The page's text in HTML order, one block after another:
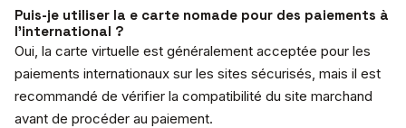
Puis-je utiliser la e carte nomade pour des paiements à
l’international ?
Oui, la carte virtuelle est généralement acceptée pour les
paiements internationaux sur les sites sécurisés, mais il est
recommandé de vérifier la compatibilité du site marchand
avant de procéder au paiement.